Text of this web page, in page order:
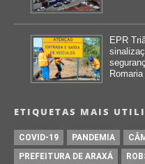
EPR
ETIQUETAS MAIS
COVID-19 PANDEMIA
PREFEITURA DE ARAXÁ